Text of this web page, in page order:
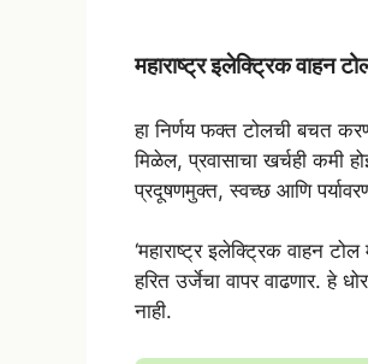
महाराष्ट्र इलेक्ट्रिक वाहन
हा निर्णय फक्त टोलची बचत
मिळेल, प्रवासाचा खर्चही कमी
प्रदूषणमुक्त, स्वच्छ आणि
‘महाराष्ट्र इलेक्ट्रिक वाहन
हरित उर्जेचा वापर वाढणार. हे
नाही.